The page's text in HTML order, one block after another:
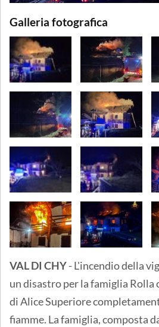
Galleria fotografica
VAL DI CHY- L'incendio della
un disastro per la famiglia Rolla
di Alice Superiore
fiamme. La famiglia, composta